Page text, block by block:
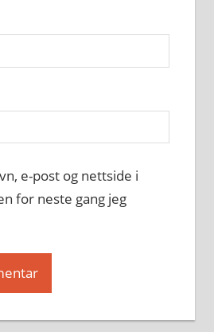
e-post og nettside i
for neste gang jeg